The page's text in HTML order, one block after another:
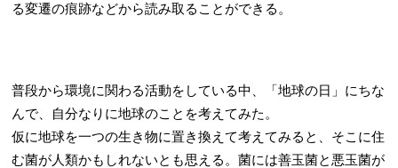
る変遷の痕跡などから読み取ることができる。
普段から環境に関わる活動をしている中、「地球の日」にちな
んで、自分なりに地球のことを考えてみた。
仮に地球を一つの生き物に置き換えて考えてみると、そこに住
む菌が人類かもしれないとも思える。菌には善玉菌と悪玉菌が